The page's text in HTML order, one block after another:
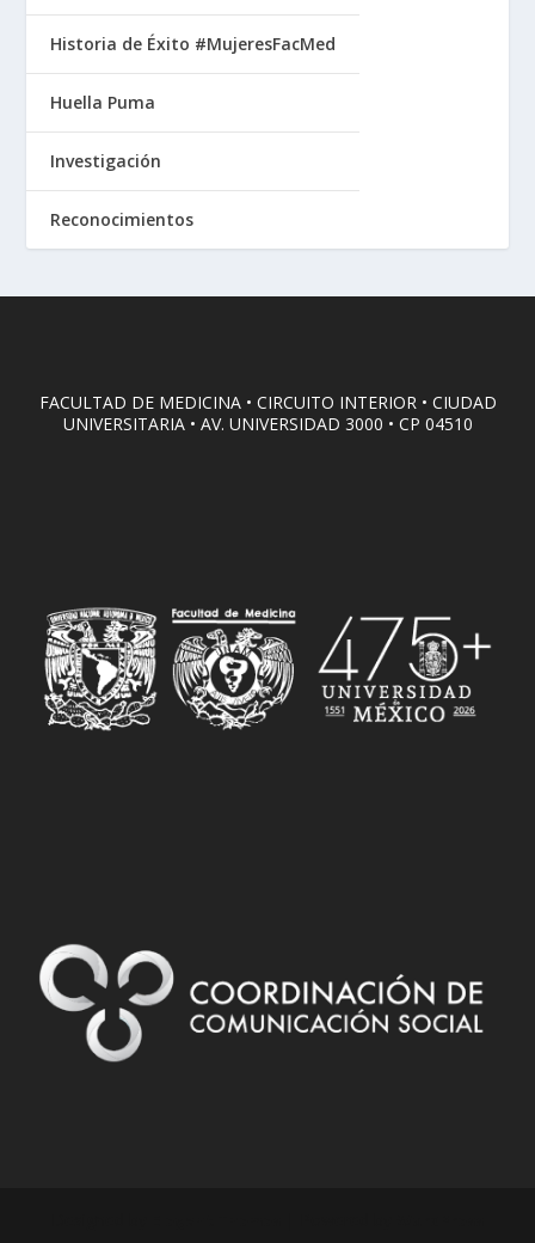
Historia de Éxito #MujeresFacMed
Huella Puma
Investigación
Reconocimientos
FACULTAD DE MEDICINA • CIRCUITO INTERIOR • CIUDAD
UNIVERSITARIA • AV. UNIVERSIDAD 3000 • CP 04510